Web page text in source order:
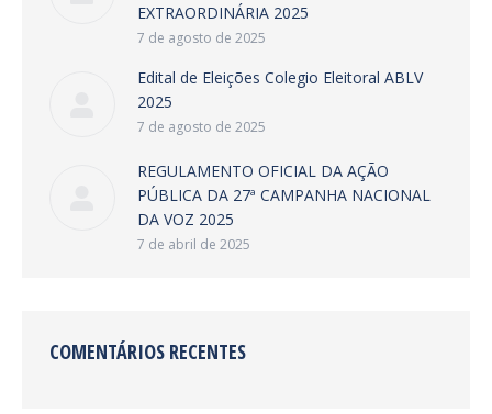
EXTRAORDINÁRIA 2025
7 de agosto de 2025
Edital de Eleições Colegio Eleitoral ABLV
2025
7 de agosto de 2025
REGULAMENTO OFICIAL DA AÇÃO
PÚBLICA DA 27ª CAMPANHA NACIONAL
DA VOZ 2025
7 de abril de 2025
COMENTÁRIOS RECENTES